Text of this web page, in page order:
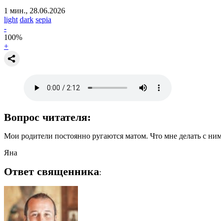
1 мин., 28.06.2026
light dark sepia
-
100%
+
Вопрос читателя:
Мои родители постоянно ругаются матом. Что мне делать с
Яна
Ответ священника: